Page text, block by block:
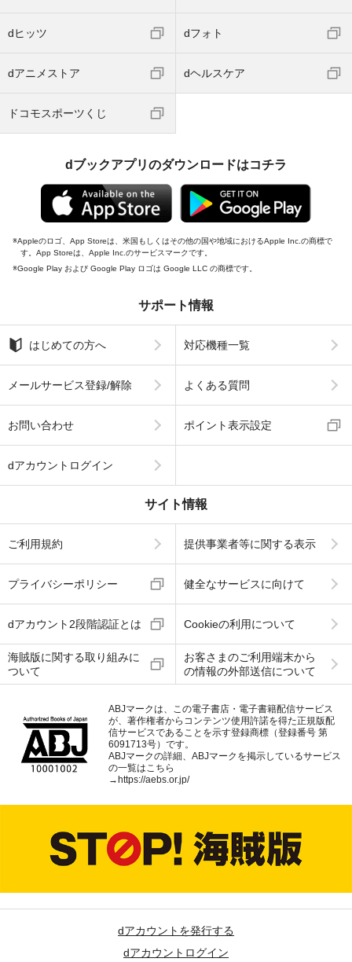
dヒッツ dフォト
dアニメストア dヘルスケア
ドコモスポーツくじ
dブックアプリのダウンロードはコチラ
Appleのロゴ、App Storeは、米国もしくはその他の国や地域におけるApple Inc.の商標で
す。App Storeは、Apple Inc.のサービスマークです。
Google Play および Google Play ロゴは Google LLC の商標です。
サポート情報
はじめての方へ 対応機種一覧
メールサービス登録/解除 よくある質問
お問い合わせ ポイント表示設定
dアカウントログイン
サイト情報
ご利用規約 提供事業者等に関する表示
プライバシーポリシー 健全なサービスに向けて
dアカウント2段階認証とは Cookieの利用について
海賊版に関する取り組みに
ついて
お客さまのご利用端末から
の情報の外部送信について
ABJマークは、この電子書店・電子書籍配信サービス
が、著作権者からコンテンツ使用許諾を得た正規版配
信サービスであることを示す登録商標（登録番号 第
6091713号）です。
ABJマークの詳細、ABJマークを掲示しているサービス
の一覧はこちら
→ https://aebs.or.jp/
dアカウントを発行する
dアカウントログイン